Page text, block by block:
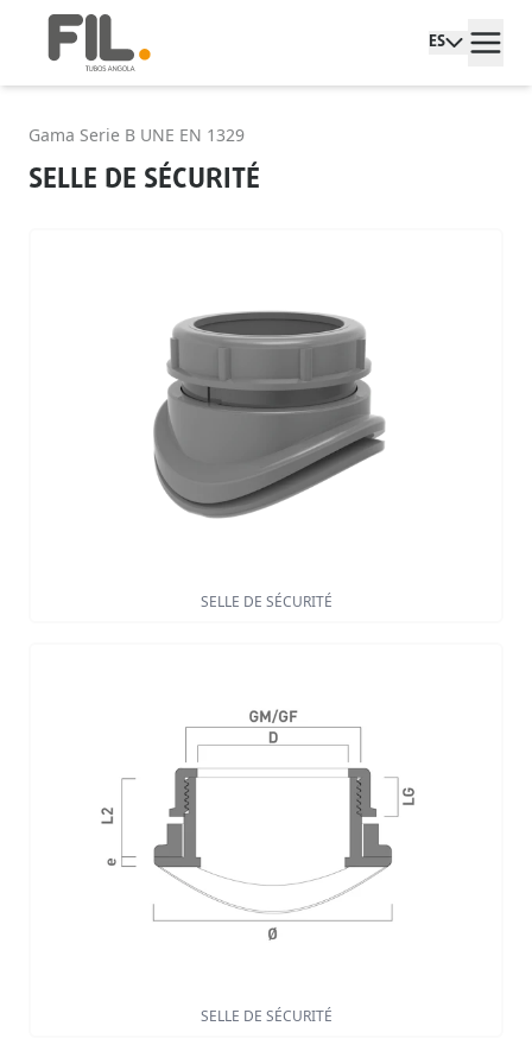
ES
Gama Serie B UNE EN 1329
SELLE DE SÉCURITÉ
SELLE DE SÉCURITÉ
SELLE DE SÉCURITÉ